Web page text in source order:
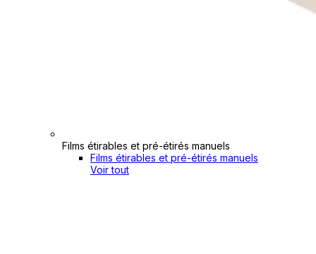
Films étirables et pré-étirés manuels
Films étirables et pré-étirés manuels
Voir tout